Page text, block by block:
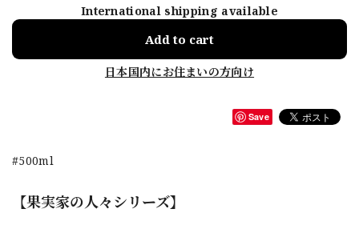
International shipping available
Add to cart
日本国内にお住まいの方向け
Save
#500ml
【果実家の人々シリーズ】